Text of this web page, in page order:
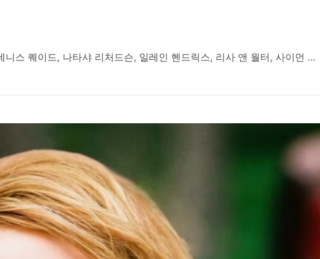
린제이 로한, 데니스 퀘이드, 나타샤 리처드슨, 일레인 헨드릭스, 리사 앤 월터, 사이먼 쿤즈, 로니 스티븐스, 폴리 할리데이, 매기 윌러, 조애나 반즈, 할리 마이어스-샤이어, 매기 엠마 토마스, 커트니 우즈, 캣 그래이엄, 마이클 로한, 라첼 설리반, 케이티 디산, 브링톤 허트포드, 제니퍼 린, 에이미 센터, 미아 트램즈, 크리스티나 토랄, 다나 폰더, 브리안느 메르시에르, 존 애터버리, 해미시 맥콜, J. 패트릭 맥코맥, 알렉스 콜, 데이빗 도티, 브루스 A. 블럭